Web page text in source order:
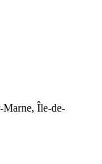
Marne, Île-de-